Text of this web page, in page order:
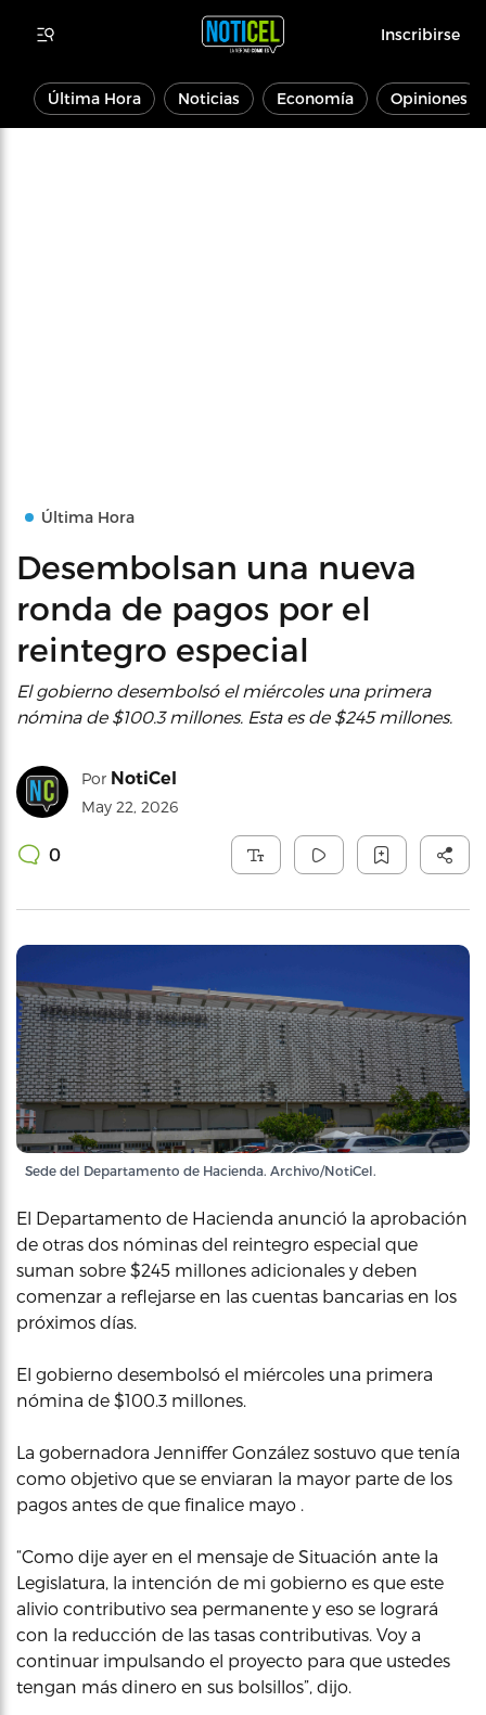
Inscribirse
Última Hora Noticias Economía Opiniones
Última Hora
Desembolsan una nueva
ronda de pagos por el
reintegro especial
El gobierno desembolsó el miércoles una primera
nómina de $100.3 millones. Esta es de $245 millones.
Por NotiCel
May 22, 2026
0
Sede del Departamento de Hacienda. Archivo/NotiCel.
El Departamento de Hacienda anunció la aprobación
de otras dos nóminas del reintegro especial que
suman sobre $245 millones adicionales y deben
comenzar a reflejarse en las cuentas bancarias en los
próximos días.
El gobierno desembolsó el miércoles una primera
nómina de $100.3 millones.
La gobernadora Jenniffer González sostuvo que tenía
como objetivo que se enviaran la mayor parte de los
pagos antes de que finalice mayo .
“Como dije ayer en el mensaje de Situación ante la
Legislatura, la intención de mi gobierno es que este
alivio contributivo sea permanente y eso se logrará
con la reducción de las tasas contributivas. Voy a
continuar impulsando el proyecto para que ustedes
tengan más dinero en sus bolsillos”, dijo.